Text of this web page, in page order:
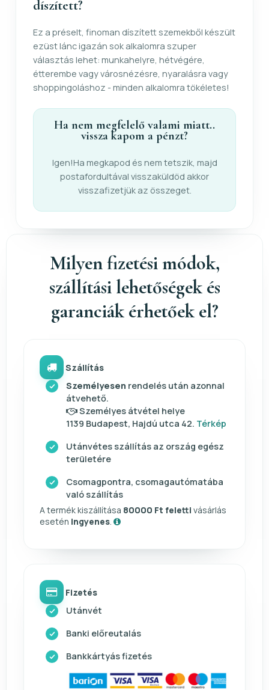
díszített?
Ez a préselt, finoman díszített szemekből készült
ezüst lánc igazán sok alkalomra szuper
választás lehet: munkahelyre, hétvégére,
étterembe vagy városnézésre, nyaralásra vagy
shoppingoláshoz - minden alkalomra tökéletes!
Ha nem megfelelő valami miatt..
vissza kapom a pénzt?
Igen!Ha megkapod és nem tetszik, majd
postafordultával visszaküldöd akkor
visszafizetjük az összeget.
Milyen fizetési módok,
szállítási lehetőségek és
garanciák érhetőek el?
Szállítás
Személyesen rendelés után azonnal
átvehető.
Személyes átvétel helye
1139 Budapest, Hajdú utca 42. Térkép
Utánvétes szállítás az ország egész
területére
Csomagpontra, csomagautómatába
való szállítás
A termék kiszállítása 80000 Ft feletti vásárlás
esetén ingyenes
Fizetés
Utánvét
Banki előreutalás
Bankkártyás fizetés